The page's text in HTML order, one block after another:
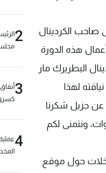
صاحب الكردينال
هذه الدورة
البطريرك مار
لهذا
عن جزيل شكرنا
ونتمنى لكم
حول موقع
2
3
4